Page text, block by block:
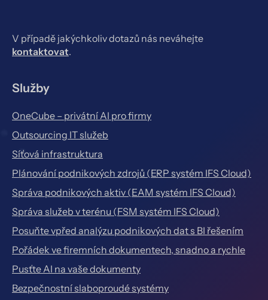
V případě jakýchkoliv dotazů nás neváhejte
kontaktovat.
Služby
OneCube – privátní AI pro firmy
Outsourcing IT služeb
Síťová infrastruktura
Plánování podnikových zdrojů (ERP systém IFS Cloud)
Správa podnikových aktiv (EAM systém IFS Cloud)
Správa služeb v terénu (FSM systém IFS Cloud)
Posuňte vpřed analýzu podnikových dat s BI řešením
Pořádek ve firemních dokumentech, snadno a rychle
Pusťte AI na vaše dokumenty
Bezpečnostní slaboproudé systémy